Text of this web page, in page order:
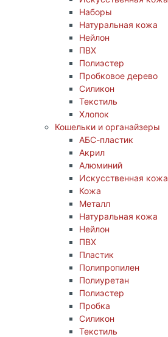
Наборы
Натуральная кожа
Нейлон
ПВХ
Полиэстер
Пробковое дерево
Силикон
Текстиль
Хлопок
Кошельки и органайзеры
АБС-пластик
Акрил
Алюминий
Искусственная кожа
Кожа
Металл
Натуральная кожа
Нейлон
ПВХ
Пластик
Полипропилен
Полиуретан
Полиэстер
Пробка
Силикон
Текстиль